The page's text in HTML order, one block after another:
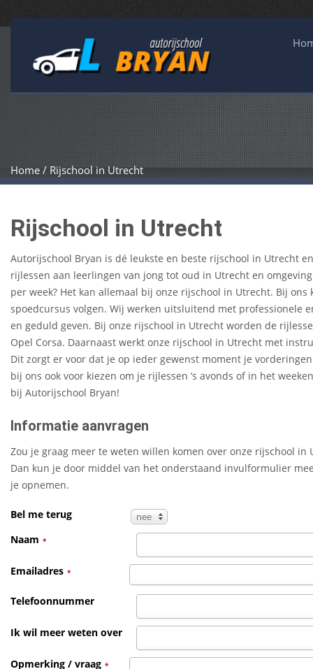
Home / Rijschool in Utrecht
Rijschool in Utrecht
Autorijschool Bryan is dé leukste en beste rijschool in Utrecht
rijlessen aan leerlingen van jong tot oud in Utrecht en
per week? Het kan allemaal bij onze rijschool in Utrecht. Bij
spoedcursus volgen. Wij werken uitsluitend met professionele
en geduld geven. Bij onze rijschool in Utrecht worden de
Opel Corsa. Daarnaast werkt onze rijschool in Utrecht met
Dit zorgt er voor dat je op ieder gewenst moment je
bij ons ook voor kiezen om je rijlessen ’s avonds of in het
bij Autorijschool Bryan!
Informatie aanvragen
Zou je graag meer te weten willen komen over onze rijschool
Dan kun je door middel van het onderstaand invulformulier
je opnemen.
Bel me terug nee
Naam *
Emailadres *
Telefoonnummer
Ik wil meer weten over
Opmerking / vraag *